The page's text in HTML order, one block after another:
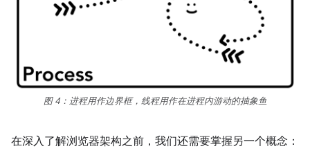
图 4：进程用作边界框，线程用作在进程内游动的抽象鱼
在深入了解浏览器架构之前，我们还需要掌握另一个概念：